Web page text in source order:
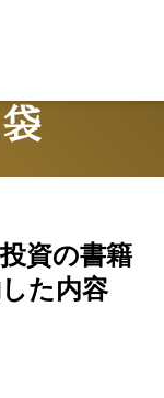
資の書籍
た内容